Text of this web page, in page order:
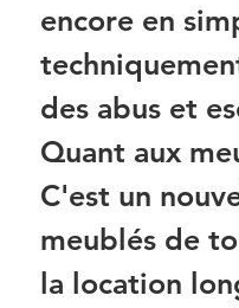
encore en
des abus et
Quant aux
C'est un
meublés de
la location